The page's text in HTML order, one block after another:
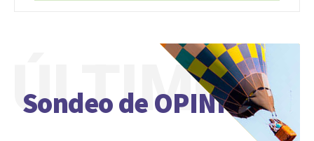
Sondeo de OPINIÓN
ÚLTIMO